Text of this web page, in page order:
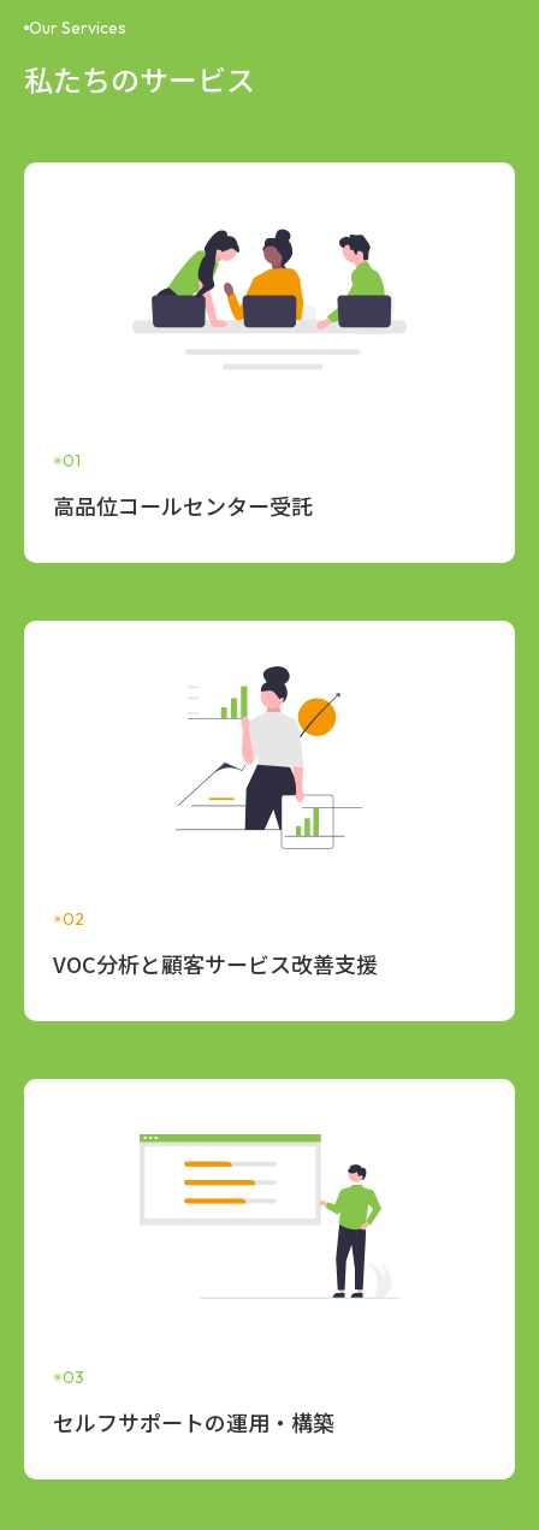
Our Services
私たちのサービス
01
高品位コールセンター受託
02
VOC分析と顧客サービス改善支援
03
セルフサポートの運用・構築